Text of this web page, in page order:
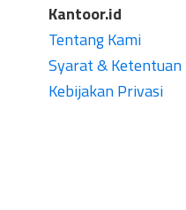
Kantoor.id
Tentang Kami
Syarat & Ketentuan
Kebijakan Privasi